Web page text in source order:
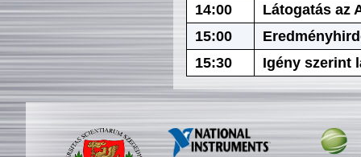
14:00
Látogatás az
15:00
15:30
Igény szerint